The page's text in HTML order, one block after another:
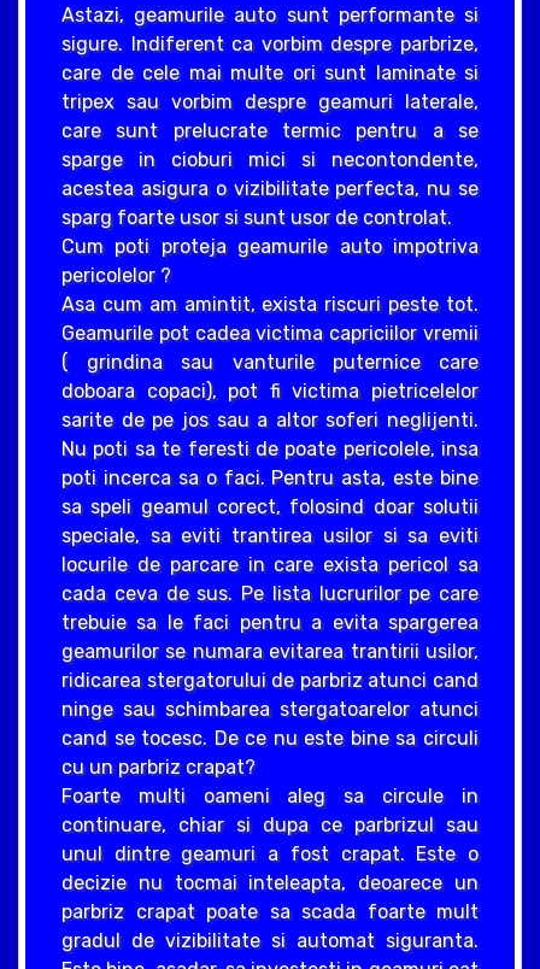
Astazi, geamurile auto sunt performante si
sigure. Indiferent ca vorbim despre parbrize,
care de cele mai multe ori sunt laminate si
tripex sau vorbim despre geamuri laterale,
care sunt prelucrate termic pentru a se
sparge in cioburi mici si necontondente,
acestea asigura o vizibilitate perfecta, nu se
sparg foarte usor si sunt usor de controlat.
Cum poti proteja geamurile auto impotriva
pericolelor ?
Asa cum am amintit, exista riscuri peste tot.
Geamurile pot cadea victima capriciilor vremii
( grindina sau vanturile puternice care
doboara copaci), pot fi victima pietricelelor
sarite de pe jos sau a altor soferi neglijenti.
Nu poti sa te feresti de poate pericolele, insa
poti incerca sa o faci. Pentru asta, este bine
sa speli geamul corect, folosind doar solutii
speciale, sa eviti trantirea usilor si sa eviti
locurile de parcare in care exista pericol sa
cada ceva de sus. Pe lista lucrurilor pe care
trebuie sa le faci pentru a evita spargerea
geamurilor se numara evitarea trantirii usilor,
ridicarea stergatorului de parbriz atunci cand
ninge sau schimbarea stergatoarelor atunci
cand se tocesc. De ce nu este bine sa circuli
cu un parbriz crapat?
Foarte multi oameni aleg sa circule in
continuare, chiar si dupa ce parbrizul sau
unul dintre geamuri a fost crapat. Este o
decizie nu tocmai inteleapta, deoarece un
parbriz crapat poate sa scada foarte mult
gradul de vizibilitate si automat siguranta.